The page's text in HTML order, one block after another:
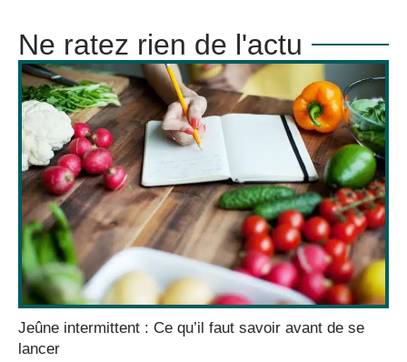
Ne ratez rien de l'actu
Jeûne intermittent : Ce qu’il faut savoir avant de se
lancer